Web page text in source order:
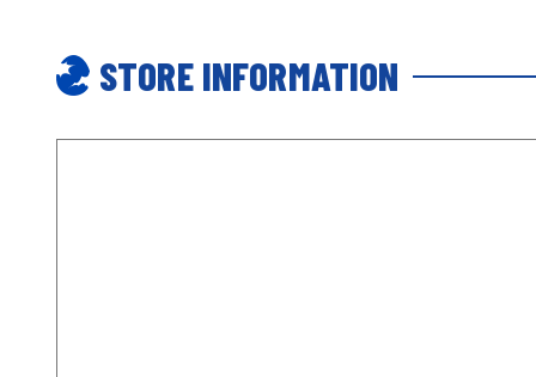
STORE INFORMATION